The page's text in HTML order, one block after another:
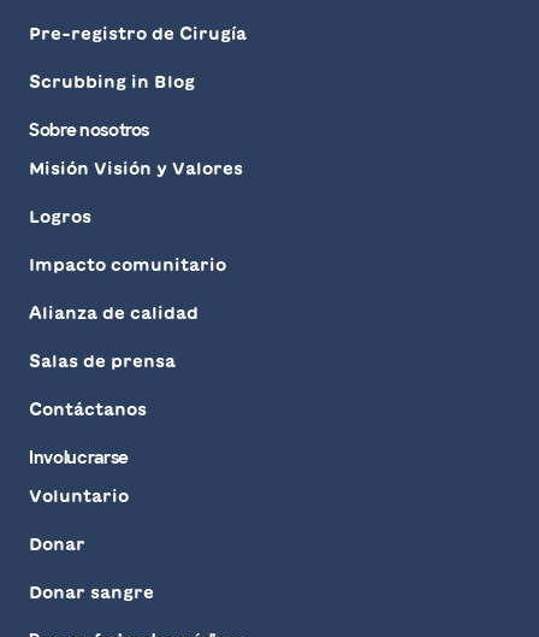
Pre-registro de Cirugía
Scrubbing in Blog
Sobre nosotros
Misión Visión y Valores
Logros
Impacto comunitario
Alianza de calidad
Salas de prensa
Contáctanos
Involucrarse
Voluntario
Donar
Donar sangre